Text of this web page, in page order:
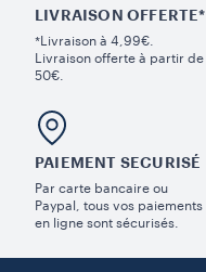
LIVRAISON OFFERTE*
*Livraison à 4,99€.
Livraison offerte à partir de
50€.
PAIEMENT SECURISÉ
Par carte bancaire ou
Paypal, tous vos paiements
en ligne sont sécurisés.